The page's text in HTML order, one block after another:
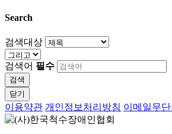
Search
검색대상
검색어 필수
검색
닫기
이용약관 개인정보처리방침 이메일무